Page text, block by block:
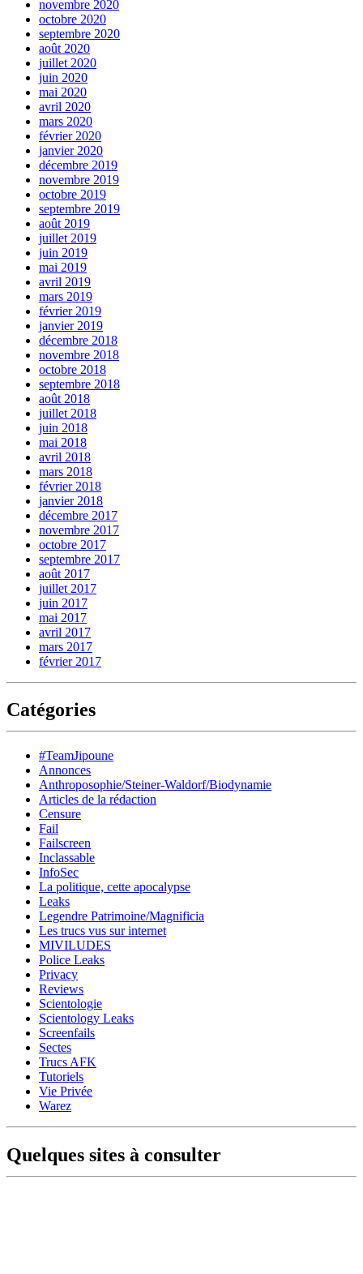
novembre 2020
octobre 2020
septembre 2020
août 2020
juillet 2020
juin 2020
mai 2020
avril 2020
mars 2020
février 2020
janvier 2020
décembre 2019
novembre 2019
octobre 2019
septembre 2019
août 2019
juillet 2019
juin 2019
mai 2019
avril 2019
mars 2019
février 2019
janvier 2019
décembre 2018
novembre 2018
octobre 2018
septembre 2018
août 2018
juillet 2018
juin 2018
mai 2018
avril 2018
mars 2018
février 2018
janvier 2018
décembre 2017
novembre 2017
octobre 2017
septembre 2017
août 2017
juillet 2017
juin 2017
mai 2017
avril 2017
mars 2017
février 2017
Catégories
#TeamJipoune
Annonces
Anthroposophie/Steiner-Waldorf/Biodynamie
Articles de la rédaction
Censure
Fail
Failscreen
Inclassable
InfoSec
La politique, cette apocalypse
Leaks
Legendre Patrimoine/Magnificia
Les trucs vus sur internet
MIVILUDES
Police Leaks
Privacy
Reviews
Scientologie
Scientology Leaks
Screenfails
Sectes
Trucs AFK
Tutoriels
Vie Privée
Warez
Quelques sites à consulter